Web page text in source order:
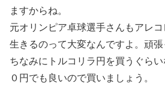
ますからね。
元オリンピア卓球選手さんもアレコ
生きるのって大変なんですよ。頑張
ちなみにトルコリラ円を買うぐら
０円でも良いので買いましょう。